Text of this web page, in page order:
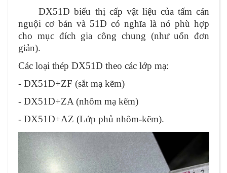
DX51D biểu thị cấp vật liệu của tấm cán
nguội cơ bản và 51D có nghĩa là nó phù hợp
cho mục đích gia công chung (như uốn đơn
giản).
Các loại thép DX51D theo các lớp mạ:
- DX51D+ZF (sắt mạ kẽm)
- DX51D+ZA (nhôm mạ kẽm)
- DX51D+AZ (Lớp phủ nhôm-kẽm).